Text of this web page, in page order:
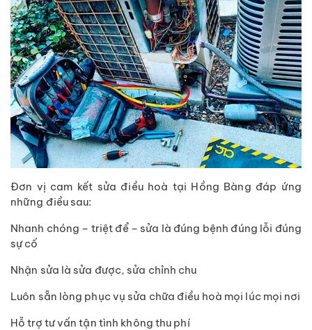
Đơn vị cam kết sửa điều hoà tại Hồng Bàng đáp ứng
những điều sau:
Nhanh chóng – triệt để – sửa là đúng bệnh đúng lỗi đúng
sự cố
Nhận sửa là sửa được, sửa chỉnh chu
Luôn sẵn lòng phục vụ sửa chữa điều hoà mọi lúc mọi nơi
Hỗ trợ tư vấn tận tình không thu phí